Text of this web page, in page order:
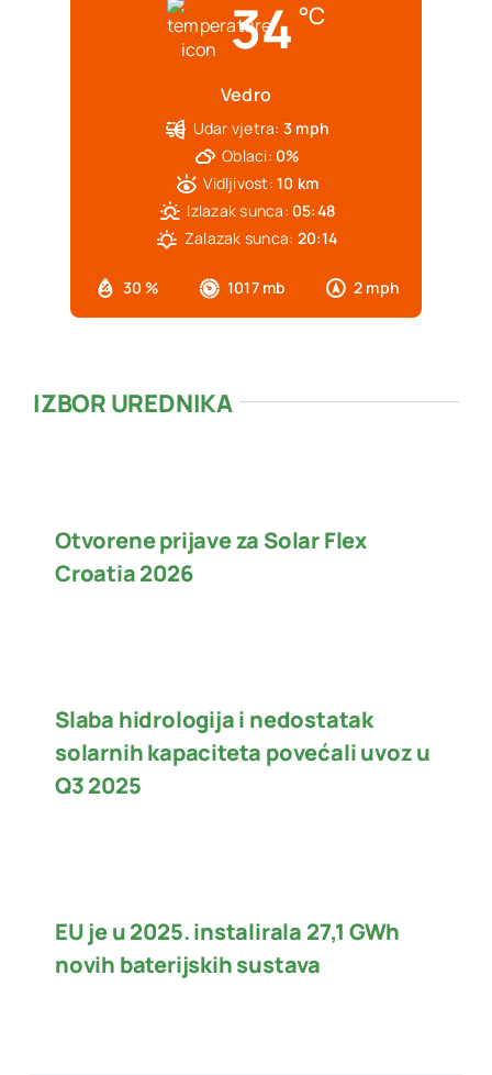
34 °C
Vedro
30 % 1017 mb 2 mph
Udar vjetra: 3 mph
Oblaci: 0%
Vidljivost: 10 km
Izlazak sunca: 05:48
Zalazak sunca: 20:14
IZBOR UREDNIKA
Otvorene prijave za Solar Flex
Croatia 2026
Slaba hidrologija i nedostatak
solarnih kapaciteta povećali uvoz u
Q3 2025
EU je u 2025. instalirala 27,1 GWh
novih baterijskih sustava